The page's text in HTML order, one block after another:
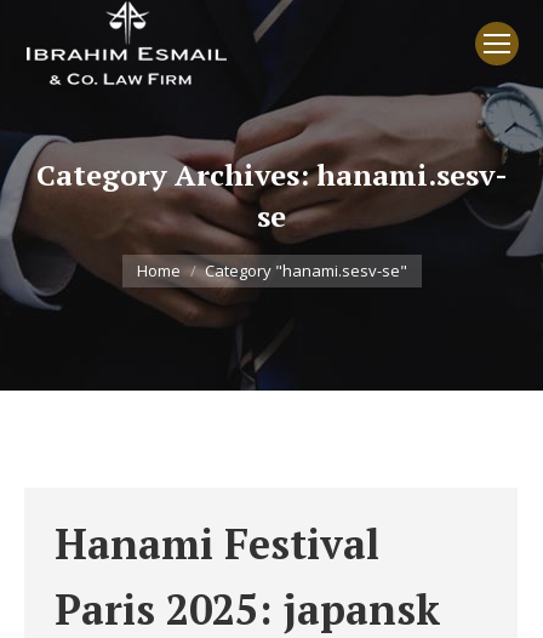
Category Archives:hanami.sesv-
se
You are here:
Home Category "hanami.sesv-se"
Hanami Festival
Paris 2025: japansk